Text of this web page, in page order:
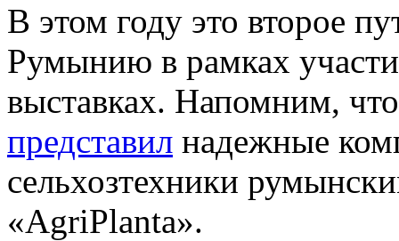
В этом году это второе
Румынию в рамках
выставках. Напомним,
представил надежные
сельхозтехники
«AgriPlanta».